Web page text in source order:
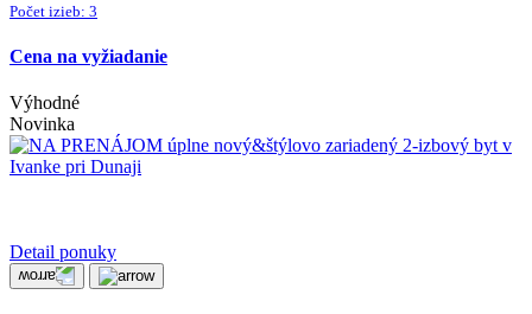
Počet izieb: 3
Cena na vyžiadanie
Výhodné
Novinka
Detail ponuky